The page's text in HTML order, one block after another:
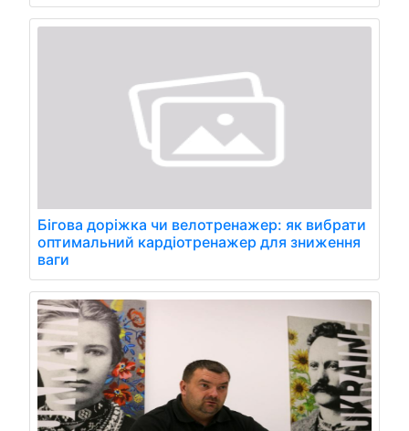
Бігова доріжка чи велотренажер: як вибрати
оптимальний кардіотренажер для зниження
ваги